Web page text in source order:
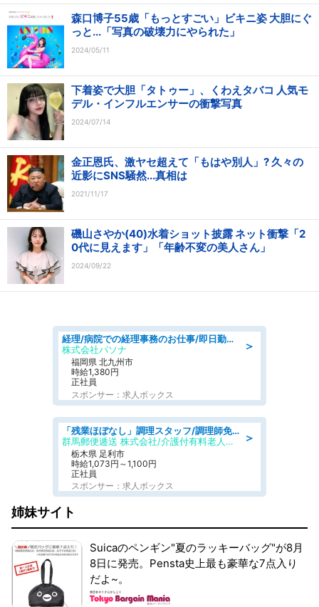
森口博子55歳「もっとすごい」ビキニ姿 大胆にぐ
っと...「写真の破壊力にやられた」
2024/05/11
下着姿で大胆「タトゥー」、くわえタバコ 人気モ
デル・インフルエンサーの衝撃写真
2024/07/14
金正恩氏、激ヤセ超えて「もはや別人」? 久々の
近影にSNS騒然...真相は
2021/11/17
磯山さやか(40)水着ショット披露 ネット衝撃「2
0代に見えます」「年齢不変の美人さん」
2024/09/22
＞
経理/病院での経理事務のお仕事/即日勤務可/車通勤可/経理/一般事務
株式会社パソナ
福岡県 北九州市
時給1,380円
正社員
スポンサー：求人ボックス
＞
「残業ほぼなし」調理スタッフ/調理師免許必須/正職員/日勤のみ/介護付き有料老人ホーム/社会保障完備
群馬郵便逓送 株式会社/介護付有料老人ホーム ふる里
栃木県 足利市
時給1,073円～1,100円
正社員
スポンサー：求人ボックス
姉妹サイト
Suicaのペンギン"夏のラッキーバッグ"が8月
8日に発売。Pensta史上最も豪華な7点入り
だよ~。